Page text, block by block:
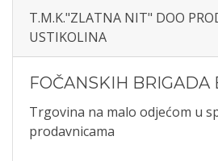
T.M.K."ZLATNA NIT" DOO
USTIKOLINA
FOČANSKIH BRIGADA
Trgovina na malo odjećom u
prodavnicama